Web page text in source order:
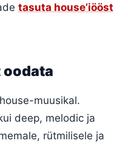
tasuta house’iööst
muusikal.
deep, melodic ja
rütmilisele ja